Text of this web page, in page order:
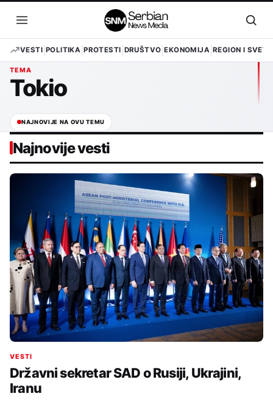
sadržaj
Otvori
meni
VESTI POLITIKA PROTESTI DRUŠTVO EKONOMIJA REGION I SVET
TEMA
Tokio
NAJNOVIJE NA OVU TEMU
Najnovije vesti
VESTI
Državni sekretar SAD o Rusiji, Ukrajini,
Iranu